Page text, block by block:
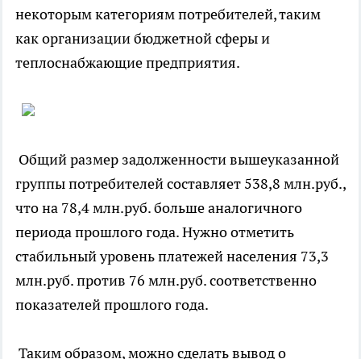
некоторым категориям потребителей, таким
как организации бюджетной сферы и
теплоснабжающие предприятия.
Общий размер задолженности вышеуказанной
группы потребителей составляет 538,8 млн.руб.,
что на 78,4 млн.руб. больше аналогичного
периода прошлого года. Нужно отметить
стабильный уровень платежей населения 73,3
млн.руб. против 76 млн.руб. соответственно
показателей прошлого года.
Таким образом, можно сделать вывод о